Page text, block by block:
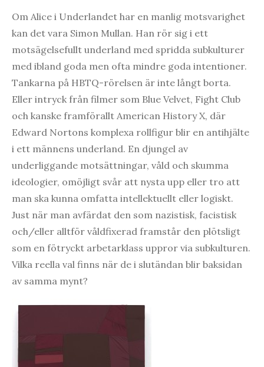
Om Alice i Underlandet har en manlig motsvarighet
kan det vara Simon Mullan. Han rör sig i ett
motsägelsefullt underland med spridda subkulturer
med ibland goda men ofta mindre goda intentioner.
Tankarna på HBTQ-rörelsen är inte långt borta.
Eller intryck från filmer som Blue Velvet, Fight Club
och kanske framförallt American History X, där
Edward Nortons komplexa rollfigur blir en antihjälte
i ett männens underland. En djungel av
underliggande motsättningar, våld och skumma
ideologier, omöjligt svår att nysta upp eller tro att
man ska kunna omfatta intellektuellt eller logiskt.
Just när man avfärdat den som nazistisk, facistisk
och/eller alltför våldfixerad framstår den plötsligt
som en fötryckt arbetarklass uppror via subkulturen.
Vilka reella val finns när de i slutändan blir baksidan
av samma mynt?